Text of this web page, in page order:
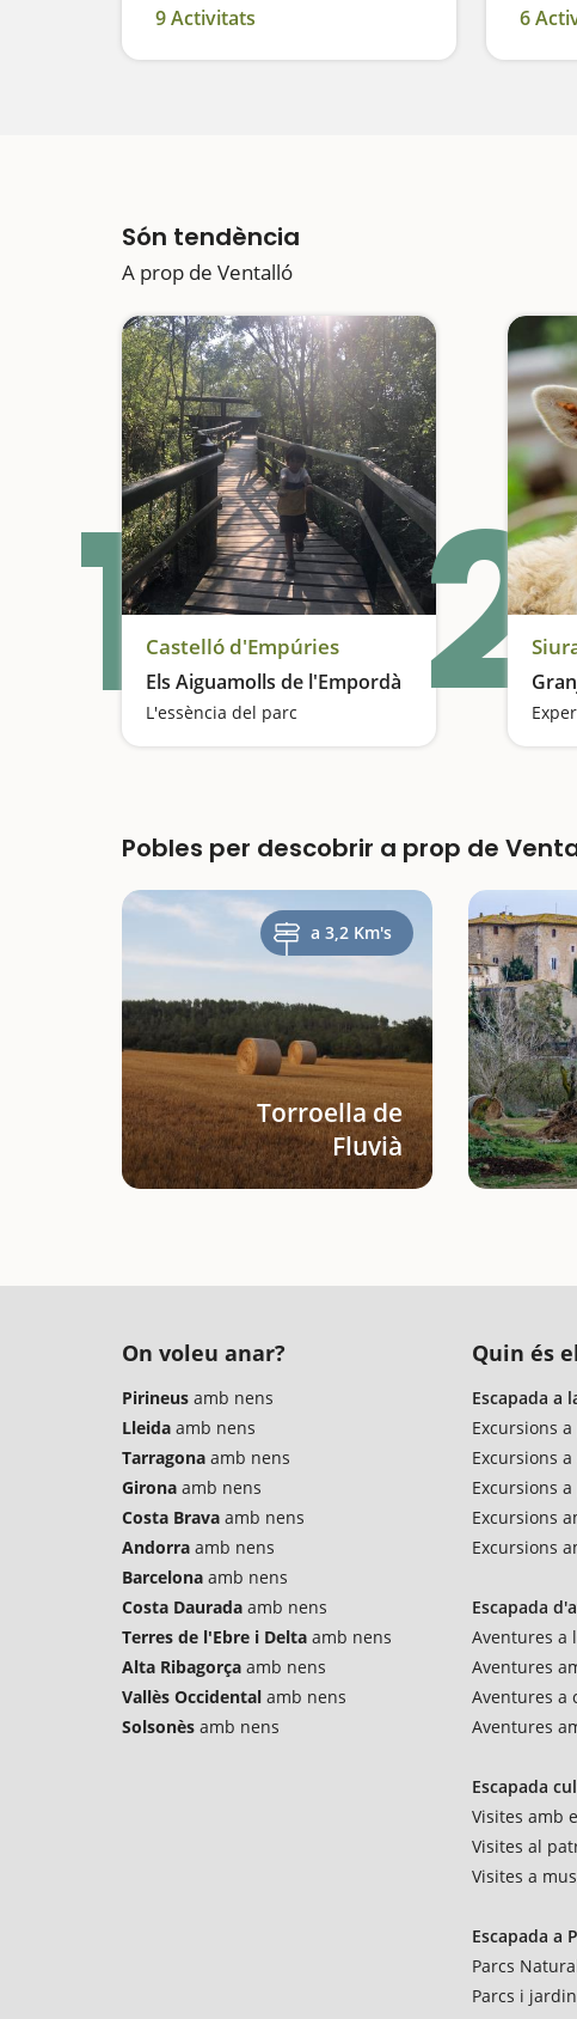
9 Activitats 6
Són tendència
A prop de Ventalló
1Castelló d'Empúries
Els Aiguamolls de l'Empordà
L'essència del parc 2
Pobles per descobrir a prop de
a 3,2 Km's
Torroella de
Fluvià
On voleu anar?
Pirineus amb nens
Lleida amb nens
Tarragona amb nens
Girona amb nens
Costa Brava amb nens
Andorra amb nens
Barcelona amb nens
Costa Daurada amb nens
Terres de l'Ebre i Delta amb nens
Alta Ribagorça amb nens
Vallès Occidental amb nens
Solsonès amb nens
Quin és
Escapada a
Excursions
Excursions
Excursions
Excursions
Excursions
Escapada
Aventures a
Aventures
Aventures a
Aventures
Escapada
Visites amb
Visites al
Visites a
Escapada a
Parcs
Parcs i